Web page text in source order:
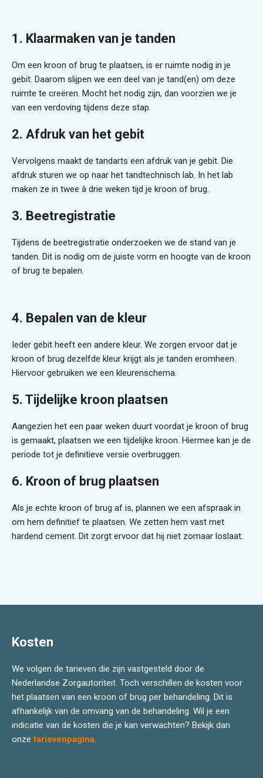
1. Klaarmaken van je tanden
Om een kroon of brug te plaatsen, is er ruimte nodig in je
gebit. Daarom slijpen we een deel van je tand(en) om deze
ruimte te creëren. Mocht het nodig zijn, dan voorzien we je
van een verdoving tijdens deze stap.
2. Afdruk van het gebit
Vervolgens maakt de tandarts een afdruk van je gebit. Die
afdruk sturen we op naar het tandtechnisch lab. In het lab
maken ze in twee à drie weken tijd je kroon of brug.
3. Beetregistratie
Tijdens de beetregistratie onderzoeken we de stand van je
tanden. Dit is nodig om de juiste vorm en hoogte van de kroon
of brug te bepalen.
4. Bepalen van de kleur
Ieder gebit heeft een andere kleur. We zorgen ervoor dat je
kroon of brug dezelfde kleur krijgt als je tanden eromheen.
Hiervoor gebruiken we een kleurenschema.
5. Tijdelijke kroon plaatsen
Aangezien het een paar weken duurt voordat je kroon of brug
is gemaakt, plaatsen we een tijdelijke kroon. Hiermee kan je de
periode tot je definitieve versie overbruggen.
6. Kroon of brug plaatsen
Als je echte kroon of brug af is, plannen we een afspraak in
om hem definitief te plaatsen. We zetten hem vast met
hardend cement. Dit zorgt ervoor dat hij niet zomaar loslaat.
Kosten
We volgen de tarieven die zijn vastgesteld door de
Nederlandse Zorgautoriteit. Toch verschillen de kosten voor
het plaatsen van een kroon of brug per behandeling. Dit is
afhankelijk van de omvang van de behandeling. Wil je een
indicatie van de kosten die je kan verwachten? Bekijk dan
onze tarievenpagina.